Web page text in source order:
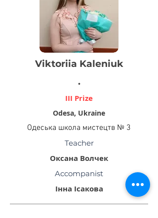
Viktoriia Kaleniuk
.
III Prize
Odesa, Ukraine
Одеська школа мистецтв № 3
Teacher
Оксана Волчек
Accompanist
Інна Ісакова